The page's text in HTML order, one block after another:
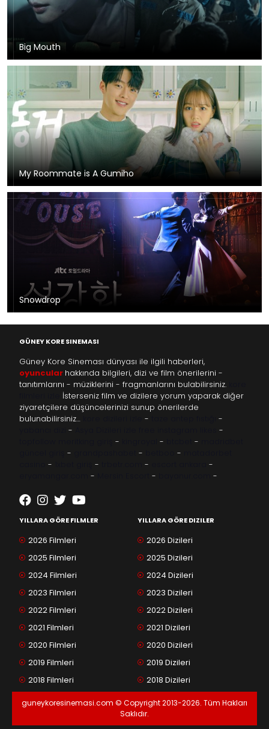
Big Mouth
My Roommate is A Gumiho
Snowdrop
GÜNEY KORE SINEMASI
Güney Kore Sineması dünyası ile ilgili haberleri,
oyuncular hakkında bilgileri, dizi ve film önerilerini -
tanıtımlarını - müziklerini - fragmanlarını bulabilirsiniz.
İsterseniz film ve dizilere yorum yaparak diğer
ziyaretçilere düşüncelerinizi sunup önerilerde
bulunabilirsiniz…
-
-
-
-
- - -
- - -
- - -
-
- - -
YILLARA GÖRE FILMLER
2026 Filmleri
2025 Filmleri
2024 Filmleri
2023 Filmleri
2022 Filmleri
2021 Filmleri
2020 Filmleri
2019 Filmleri
2018 Filmleri
YILLARA GÖRE DIZILER
2026 Dizileri
2025 Dizileri
2024 Dizileri
2023 Dizileri
2022 Dizileri
2021 Dizileri
2020 Dizileri
2019 Dizileri
2018 Dizileri
guneykoresinemasi.com © Copyright 2013-2026. Tüm Hakları
Saklıdır.